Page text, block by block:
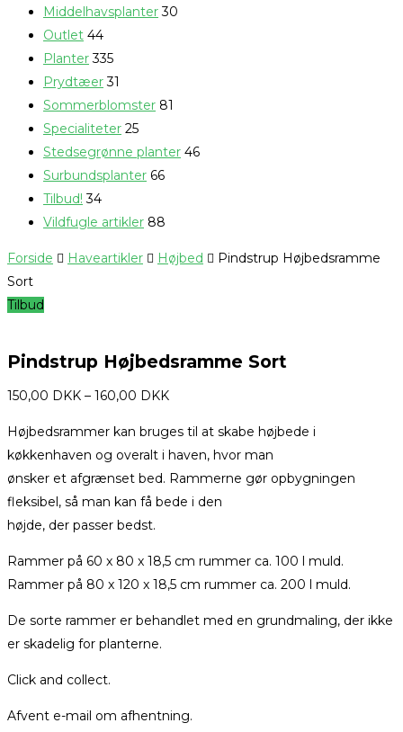
Middelhavsplanter 30
Outlet 44
Planter 335
Prydtæer 31
Sommerblomster 81
Specialiteter 25
Stedsegrønne planter 46
Surbundsplanter 66
Tilbud! 34
Vildfugle artikler 88
Forside Haveartikler Højbed
Pindstrup Højbedsramme
Sort
Tilbud
Pindstrup Højbedsramme Sort
150,00 DKK – 160,00 DKK
Højbedsrammer kan bruges til at skabe højbede i
køkkenhaven og overalt i haven, hvor man
ønsker et afgrænset bed. Rammerne gør opbygningen
fleksibel, så man kan få bede i den
højde, der passer bedst.
Rammer på 60 x 80 x 18,5 cm rummer ca. 100 l muld.
Rammer på 80 x 120 x 18,5 cm rummer ca. 200 l muld.
De sorte rammer er behandlet med en grundmaling, der ikke
er skadelig for planterne.
Click and collect.
Afvent e-mail om afhentning.